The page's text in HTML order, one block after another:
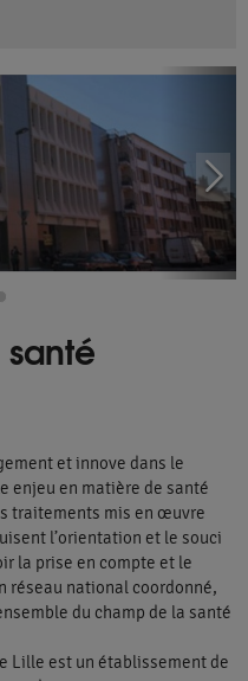
et innove dans le
enjeu en matière de santé
traitements mis en œuvre
l’orientation et le souci
la prise en compte et le
réseau national coordonné,
du champ de la santé
Lille est un établissement de